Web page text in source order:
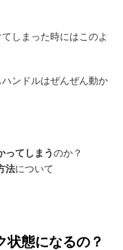
しまった時にはこのよ
ンドルはぜんぜん動か
ってしまうのか？
法について
状態になるの？